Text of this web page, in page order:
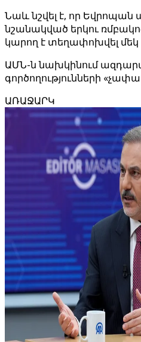
Նաև նշվել է, որ
նշանակված երկու
կարող է տեղափոխվել
ԱՄՆ-ն նախկինում
գործողությունների
ԱՌԱՋԱՐԿ